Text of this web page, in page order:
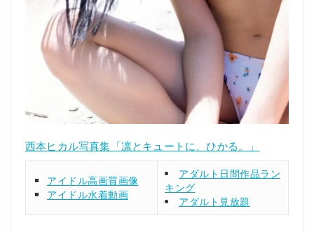
西本ヒカル写真集「凛とキュートに、ひかる。」
アイドル高画質画像
アイドル水着動画
アダルト日間作品ラン
キング
アダルト見放題